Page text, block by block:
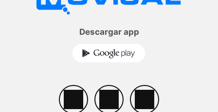
Descargar app